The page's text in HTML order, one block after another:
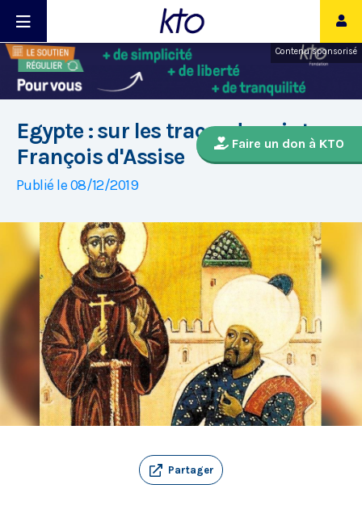
Contenu sponsorisé
Faire un don à KTO
Egypte : sur les traces de saint
François d'Assise
Publié le 08/12/2019
Partager